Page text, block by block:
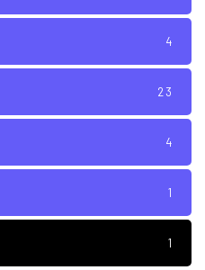
4
23
4
1
1